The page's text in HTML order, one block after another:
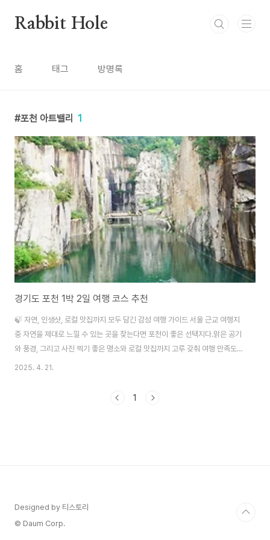
Rabbit Hole
홈 태그 방명록
포천 아트밸리 1
경기도 포천 1박 2일 여행 코스 추천
🍃 자연, 인생샷, 로컬 맛집까지 모두 담긴 감성 여행 가이드 서울 근교 여행지
중 자연을 제대로 느낄 수 있는 곳을 찾는다면 포천이 좋은 선택지다.맑은 공기
와 풍경, 그리고 사진 찍기 좋은 명소와 로컬 맛집까지 고루 갖춰 여행 만족도가
높은 편이다.본 글에서는 SNS 콘텐츠 제작과 감성 여행을 동시에 고려한 포천
는 하루📍 10:00 | 포천 아트밸리주소:→ 경기도 포천시 신북면 아트밸리로
2025. 4. 21.
1
Designed by 티스토리
© Daum Corp.